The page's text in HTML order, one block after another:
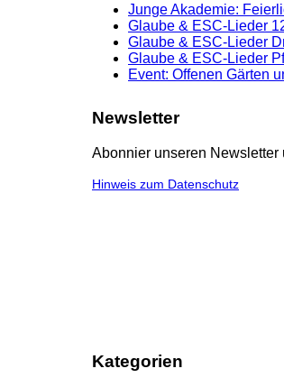
Junge Akademie:
Glaube & ESC-Lieder
Glaube & ESC-Lieder
Glaube & ESC-Lieder
Event: Offenen Gärten
Newsletter
Abonnier unseren Newsletter
Hinweis zum Datenschutz
Kategorien